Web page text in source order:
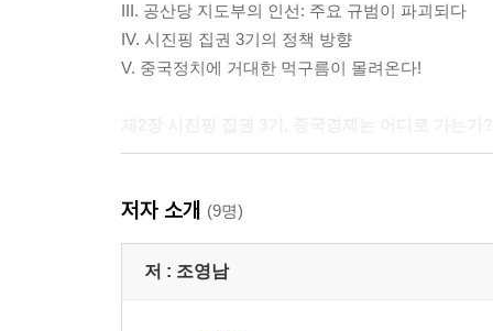
III. 공산당 지도부의 인선: 주요 규범이 파괴되다
IV. 시진핑 집권 3기의 정책 방향
V. 중국정치에 거대한 먹구름이 몰려온다!
II. 시진핑 10년, 중국경제 평가
III. 신경제 전략의 대두
IV. 결론
저자 소개 (9명)
저 : 조영남